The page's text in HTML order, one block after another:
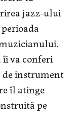
jazz-ului
îi va conferi
de instrument
îl atinge
pe